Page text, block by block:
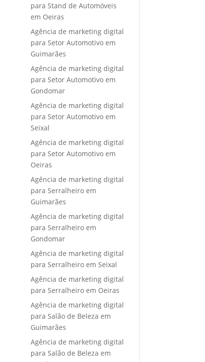
para Stand de Automóveis
em Oeiras
Agência de marketing digital
para Setor Automotivo em
Guimarães
Agência de marketing digital
para Setor Automotivo em
Gondomar
Agência de marketing digital
para Setor Automotivo em
Seixal
Agência de marketing digital
para Setor Automotivo em
Oeiras
Agência de marketing digital
para Serralheiro em
Guimarães
Agência de marketing digital
para Serralheiro em
Gondomar
Agência de marketing digital
para Serralheiro em Seixal
Agência de marketing digital
para Serralheiro em Oeiras
Agência de marketing digital
para Salão de Beleza em
Guimarães
Agência de marketing digital
para Salão de Beleza em